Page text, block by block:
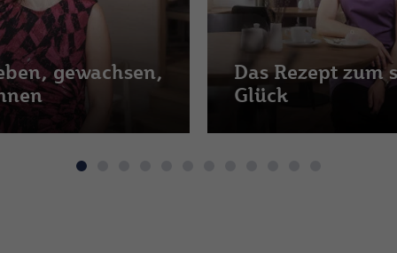
gewachsen,
Das Rezept zum
Glück